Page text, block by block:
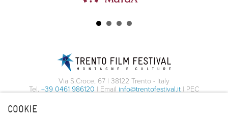
COOKIE
Via S.Croce, 67 | 38122 Trento - Italy
Tel. +39 0461 986120 | Email info@trentofestival.it | PEC